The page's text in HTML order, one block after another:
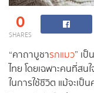
0
SHARES
“คาถาบูชารกแมว” เ
ไทย โดยเฉพาะคนที่สน
ในการใช้ชีวิต แม้จะเ